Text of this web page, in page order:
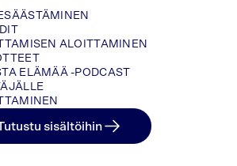
ALOITTAMINEN
ELÄMÄÄ -PODCAST
sisältöihin